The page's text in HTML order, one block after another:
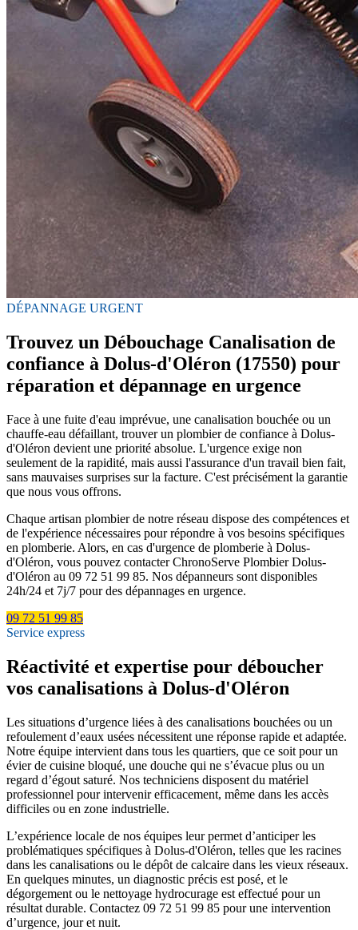
DÉPANNAGE URGENT
Trouvez un Débouchage Canalisation de
confiance à Dolus-d'Oléron (17550) pour
réparation et dépannage en urgence
Face à une fuite d'eau imprévue, une canalisation bouchée ou un
chauffe-eau défaillant, trouver un plombier de confiance à Dolus-
d'Oléron devient une priorité absolue. L'urgence exige non
seulement de la rapidité, mais aussi l'assurance d'un travail bien fait,
sans mauvaises surprises sur la facture. C'est précisément la garantie
que nous vous offrons.
Chaque artisan plombier de notre réseau dispose des compétences et
de l'expérience nécessaires pour répondre à vos besoins spécifiques
en plomberie. Alors, en cas d'urgence de plomberie à Dolus-
d'Oléron, vous pouvez contacter ChronoServe Plombier Dolus-
d'Oléron au 09 72 51 99 85. Nos dépanneurs sont disponibles
24h/24 et 7j/7 pour des dépannages en urgence.
09 72 51 99 85
Service express
Réactivité et expertise pour déboucher
vos canalisations à Dolus-d'Oléron
Les situations d’urgence liées à des canalisations bouchées ou un
refoulement d’eaux usées nécessitent une réponse rapide et adaptée.
Notre équipe intervient dans tous les quartiers, que ce soit pour un
évier de cuisine bloqué, une douche qui ne s’évacue plus ou un
regard d’égout saturé. Nos techniciens disposent du matériel
professionnel pour intervenir efficacement, même dans les accès
difficiles ou en zone industrielle.
L’expérience locale de nos équipes leur permet d’anticiper les
problématiques spécifiques à Dolus-d'Oléron, telles que les racines
dans les canalisations ou le dépôt de calcaire dans les vieux réseaux.
En quelques minutes, un diagnostic précis est posé, et le
dégorgement ou le nettoyage hydrocurage est effectué pour un
résultat durable. Contactez 09 72 51 99 85 pour une intervention
d’urgence, jour et nuit.